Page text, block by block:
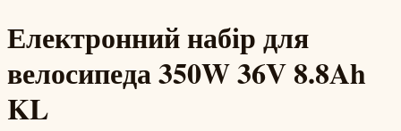
Електронний набір для
велосипеда 350W 36V 8.8Ah
KL